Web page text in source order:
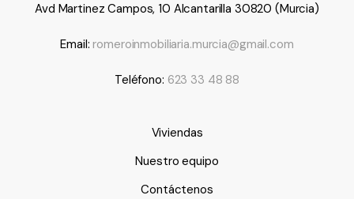
Avd Martinez Campos, 10 Alcantarilla 30820 (Murcia)
Email: romeroinmobiliaria.murcia@gmail.com
Teléfono: 623 33 48 88
Viviendas
Nuestro equipo
Contáctenos